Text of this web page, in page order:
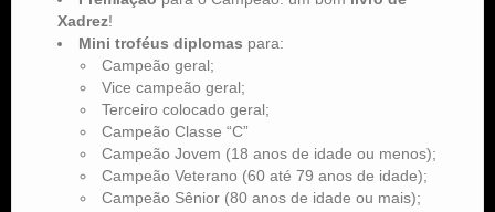
Xadrez!
Mini troféus diplomas para:
Campeão geral;
Vice campeão geral;
Terceiro colocado geral;
Campeão Classe “C”
Campeão Jovem (18 anos de idade ou menos);
Campeão Veterano (60 até 79 anos de idade);
Campeão Sênior (80 anos de idade ou mais);